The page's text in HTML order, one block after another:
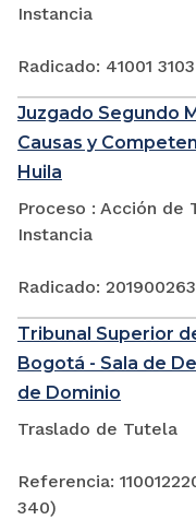
Instancia
Radicado: 41001
Juzgado Segundo
Causas y
Huila
Proceso : Acción de
Instancia
Radicado:
Tribunal Superior
Bogotá - Sala de
de Dominio
Traslado de Tutela
Referencia:
340)